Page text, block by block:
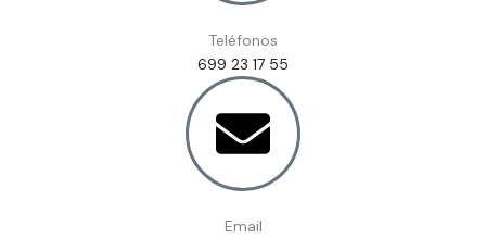
Teléfonos
699 23 17 55
Email